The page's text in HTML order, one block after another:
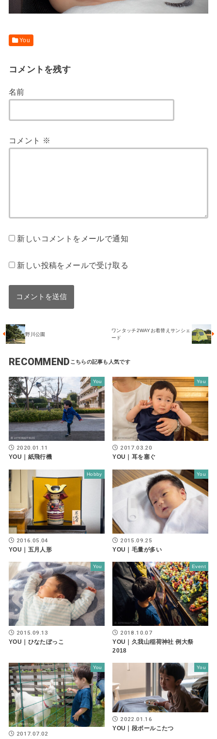
You
コメントを残す
名前
コメント ※
新しいコメントをメールで通知
新しい投稿をメールで受け取る
野川公園
ワンタッチ2WAYお着替えサンシェ
ード
RECOMMEND
You
2020.01.11
YOU｜紙飛行機
You
2017.03.20
YOU｜耳を塞ぐ
Hobby
2016.05.04
YOU｜五月人形
You
2015.09.25
YOU｜毛量が多い
You
2015.09.13
YOU｜ひなたぼっこ
Event
2018.10.07
YOU｜久我山稲荷神社 例大祭
2018
You
2017.07.02
You
2022.01.16
YOU｜段ボールこたつ